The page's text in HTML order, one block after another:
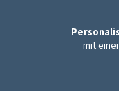
mit